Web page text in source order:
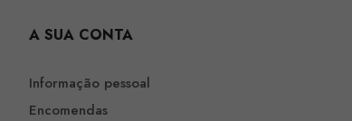
A SUA CONTA
Informação pessoal
Encomendas